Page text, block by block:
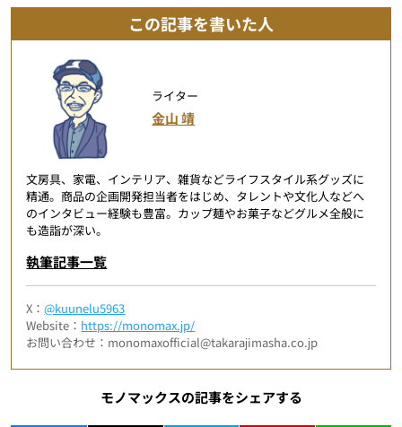
この記事を書いた人
ライター
金山 靖
文房具、家電、インテリア、雑貨などライフスタイル系グッズに
精通。商品の企画開発担当者をはじめ、タレントや文化人などへ
のインタビュー経験も豊富。カップ麺やお菓子などグルメ全般に
も造詣が深い。
執筆記事一覧
X：@kuunelu5963
Website： https://monomax.jp/
お問い合わせ：monomaxofficial@takarajimasha.co.jp
モノマックスの記事をシェアする